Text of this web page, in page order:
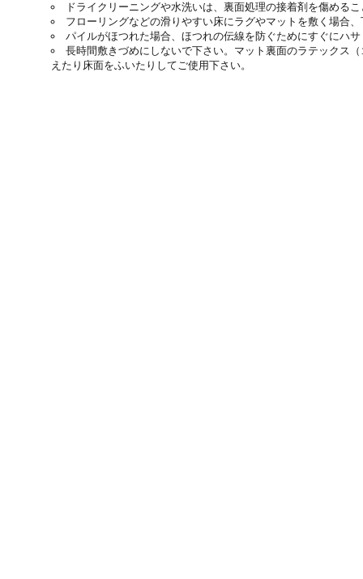
ドライクリーニングや水洗いは、裏面処理の接着剤を傷める
フローリングなどの滑りやすい床にラグやマットを敷く場合
パイルがほつれた場合、ほつれの伝線を防ぐためにすぐにハ
長時間敷きづめにしないで下さい。マット裏面のラテックス
えたり床面をふいたりしてご使用下さい。